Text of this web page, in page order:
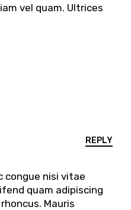
vel quam. Ultrices
REPLY
congue nisi vitae
quam adipiscing
Mauris